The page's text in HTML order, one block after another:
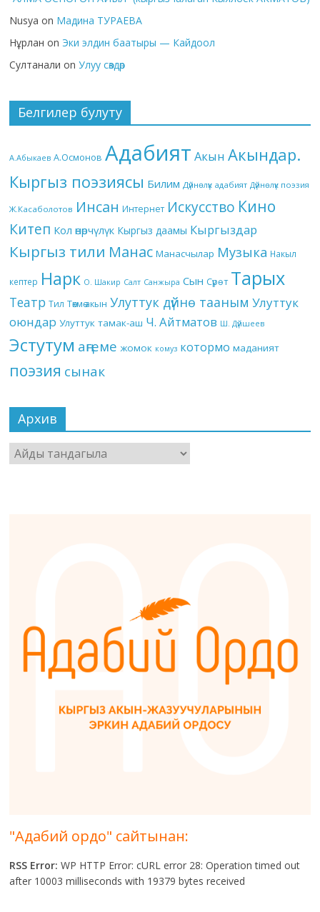
Nusya on Мадина ТУРАЕВА
Нұрлан on Эки элдин баатыры — Кайдоол
Султанали onУлуу сөздөр
Белгилер булуту
А.Абыкаев А.Осмонов Адабият Акын Акындар.
Кыргыз поэзиясы Билим Дүйнөлүк адабият Дүйнөлүк поэзия
Ж.Касаболотов Инсан Интернет Искусство Кино
Китеп Кол өнөрчүлүк Кыргыз даамы Кыргыздар
Кыргыз тили Манас Манасчылар Музыка Накыл
кептер Нарк О. Шакир Салт Санжыра Сын Сүрөт Тарых
Театр Тил Төкмө акын Улуттук дүйнө тааным Улуттук
оюндар Улуттук тамак-аш Ч. Айтматов Ш. Дүйшеев
Эстутум аңгеме жомок комуз котормо маданият
поэзия сынак
Архив
Архив
"Адабий ордо" сайтынан:
RSS Error: WP HTTP Error: cURL error 28: Operation timed out
after 10003 milliseconds with 19379 bytes received